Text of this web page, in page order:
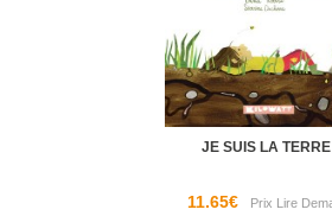
JE SUIS LA TERRE
11.65€